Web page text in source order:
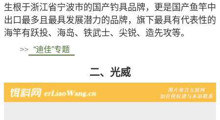
生根于浙江省宁波市的国产钓具品牌，更是国产鱼竿中
出口最多且最具发展潜力的品牌，旗下最具有代表性的
海竿有跃投、海岛、铁武士、尖锐、造先攻等。
>> “迪佳”专题
二、光威